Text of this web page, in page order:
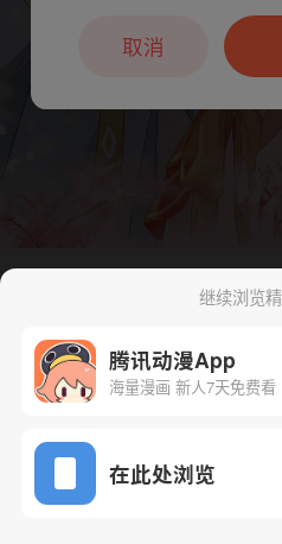
继续浏览
腾讯动漫App
海量漫画 新人7天免费看
在此处浏览
本章节仅支持App阅
户7天
取消